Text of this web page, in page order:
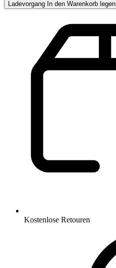
Ladevorgang In den Warenkorb legen
Kostenlose Retouren